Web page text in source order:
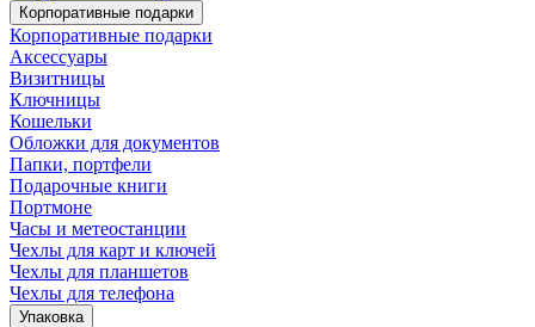
Корпоративные подарки
Корпоративные подарки
Аксессуары
Визитницы
Ключницы
Кошельки
Обложки для документов
Папки, портфели
Подарочные книги
Портмоне
Часы и метеостанции
Чехлы для карт и ключей
Чехлы для планшетов
Чехлы для телефона
Упаковка